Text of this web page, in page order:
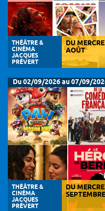
THÉÂTRE &
CINÉMA
JACQUES
PRÉVERT
DU
AOÛT
Du 02/09/2026 au 07/09/
THÉÂTRE &
CINÉMA
JACQUES
PRÉVERT
DU
SEPTEMBRE